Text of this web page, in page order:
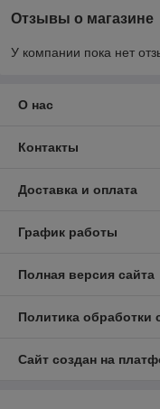
Отзывы о магазине
У компании пока нет
О нас
Контакты
Доставка и оплата
График работы
Полная версия сайта
Политика обработки
Сайт создан на